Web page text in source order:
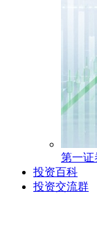
第一证
投资百科
投资交流群